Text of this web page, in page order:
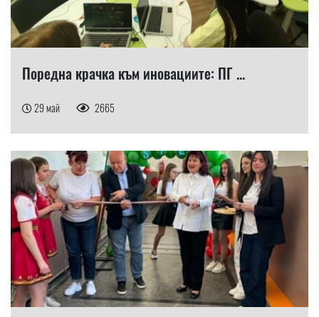
Поредна крачка към иновациите: ПГ ...
29 май 2665